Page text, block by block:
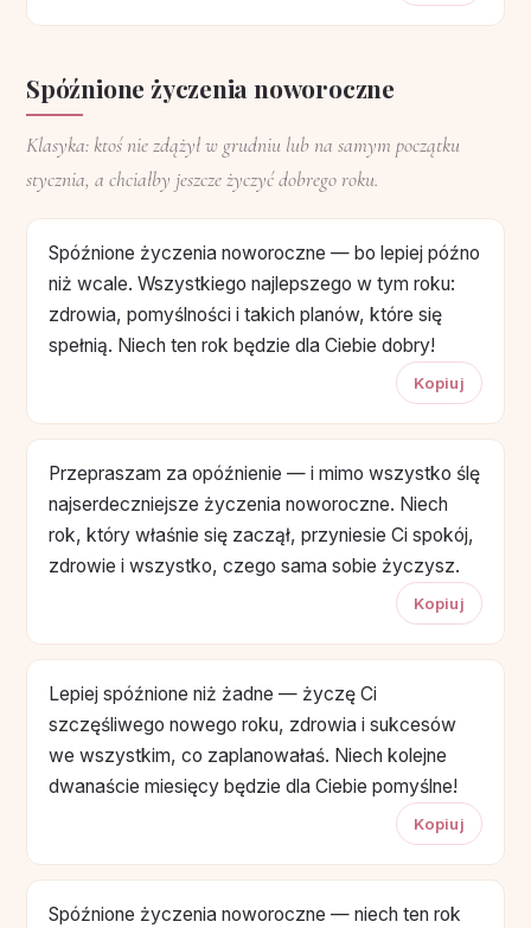
Spóźnione życzenia noworoczne
Klasyka: ktoś nie zdążył w grudniu lub na samym początku
stycznia, a chciałby jeszcze życzyć dobrego roku.
Spóźnione życzenia noworoczne — bo lepiej późno
niż wcale. Wszystkiego najlepszego w tym roku:
zdrowia, pomyślności i takich planów, które się
spełnią. Niech ten rok będzie dla Ciebie dobry!
Kopiuj
Przepraszam za opóźnienie — i mimo wszystko ślę
najserdeczniejsze życzenia noworoczne. Niech
rok, który właśnie się zaczął, przyniesie Ci spokój,
zdrowie i wszystko, czego sama sobie życzysz.
Kopiuj
Lepiej spóźnione niż żadne — życzę Ci
szczęśliwego nowego roku, zdrowia i sukcesów
we wszystkim, co zaplanowałaś. Niech kolejne
dwanaście miesięcy będzie dla Ciebie pomyślne!
Kopiuj
Spóźnione życzenia noworoczne — niech ten rok